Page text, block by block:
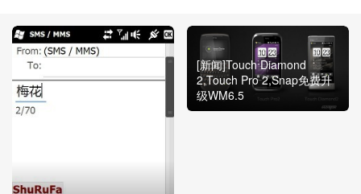
[新闻]Touch Diamond
2,Touch Pro 2,Snap免费升
级WM6.5